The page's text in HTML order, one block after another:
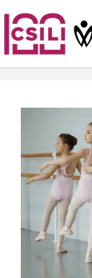
Skip
to
content